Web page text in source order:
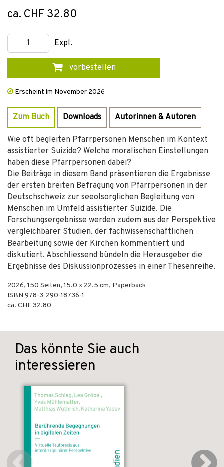
ca. CHF 32.80
Expl.
vorbestellen
Erscheint im November 2026
Zum Buch Downloads Autorinnen & Autoren
Wie oft begleiten Pfarrpersonen Menschen im Kontext
assistierter Suizide? Welche moralischen Einstellungen
haben diese Pfarrpersonen dabei?
Die Beiträge in diesem Band präsentieren die Ergebnisse
der ersten breiten Befragung von Pfarrpersonen in der
Deutschschweiz zur seeolsorglichen Begleitung von
Menschen im Umfeld assistierter Suizide. Die
Forschungsergebnisse werden zudem aus der Perspektive
vergleichbarer Studien, der fachwissenschaftlichen
Bearbeitung sowie der Kirchen kommentiert und
diskutiert. Abschliessend bündeln die Herausgeber die
Ergebnisse des Diskussionprozesses in einer Thesenreihe.
2026, 150 Seiten, 15.0 x 22.5 cm, Paperback
ISBN 978-3-290-18736-1
ca. CHF 32.80
Das könnte Sie auch
interessieren